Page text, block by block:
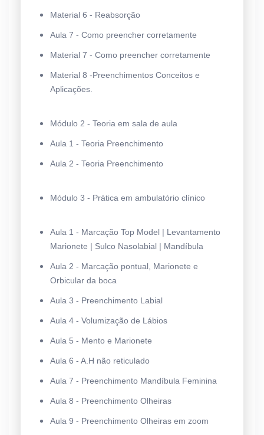
Material 6 - Reabsorção
Aula 7 - Como preencher corretamente
Material 7 - Como preencher corretamente
Material 8 -Preenchimentos Conceitos e
Aplicações.
Módulo 2 - Teoria em sala de aula
Aula 1 - Teoria Preenchimento
Aula 2 - Teoria Preenchimento
Módulo 3 - Prática em ambulatório clínico
Aula 1 - Marcação Top Model | Levantamento
Marionete | Sulco Nasolabial | Mandíbula
Aula 2 - Marcação pontual, Marionete e
Orbicular da boca
Aula 3 - Preenchimento Labial
Aula 4 - Volumização de Lábios
Aula 5 - Mento e Marionete
Aula 6 - A.H não reticulado
Aula 7 - Preenchimento Mandíbula Feminina
Aula 8 - Preenchimento Olheiras
Aula 9 - Preenchimento Olheiras em zoom